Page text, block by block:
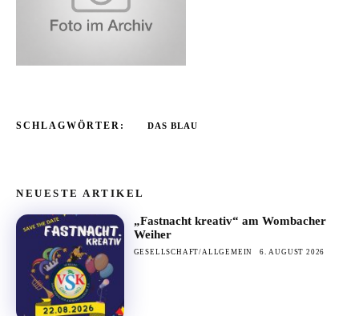
SCHLAGWÖRTER: DAS BLAU
NEUESTE ARTIKEL
„Fastnacht kreativ“ am Wombacher
Weiher
GESELLSCHAFT/ALLGEMEIN 6. AUGUST 2026